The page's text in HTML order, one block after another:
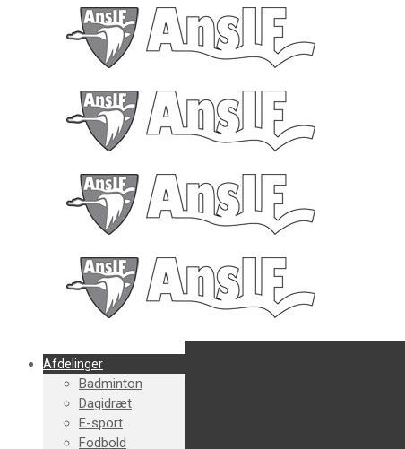
Afdelinger
Badminton
Dagidræt
E-sport
Fodbold